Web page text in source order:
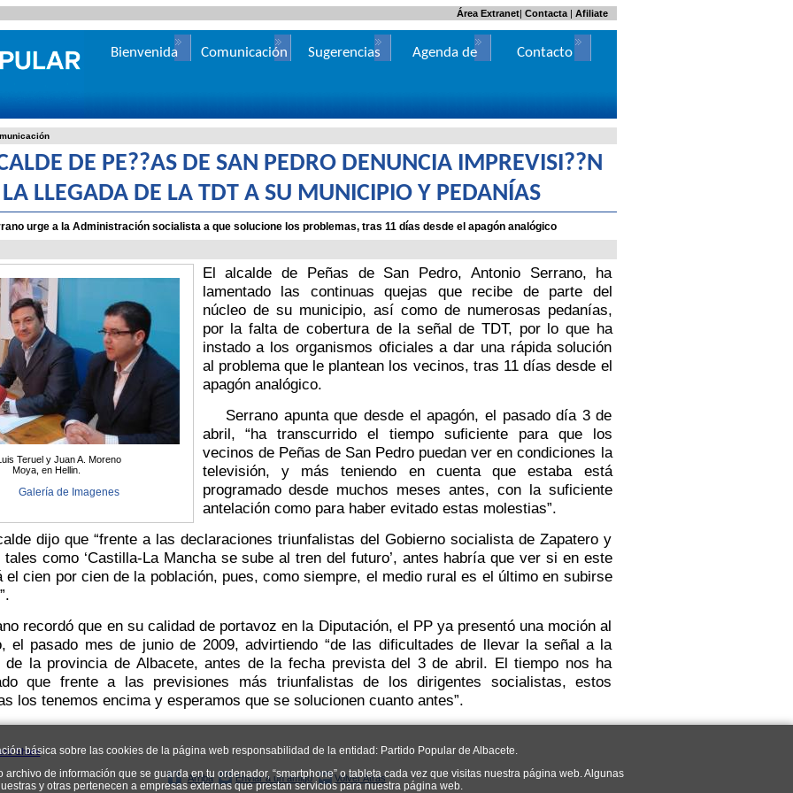
básica sobre las cookies de la página web responsabilidad de la entidad: Partido Popular de Albacete.
de información que se guarda en tu ordenador, “smartphone” o tableta cada vez que visitas nuestra página web. Algunas
y otras pertenecen a empresas externas que prestan servicios para nuestra página web.
DE PE??AS DE SAN PEDRO DENUNCIA IMPREVISI??N
LLEGADA DE LA TDT A SU MUNICIPIO Y PEDANÍAS
urge a la Administración socialista a que solucione los problemas, tras 11 días desde el apagón analógico
Teruel y Juan A. Moreno
Moya, en Hellin.
Galería de Imagenes
El alcalde de Peñas de San Pedro, Antonio Serrano, ha
lamentado las continuas quejas que recibe de parte del
núcleo de su municipio, así como de numerosas pedanías,
por la falta de cobertura de la señal de TDT, por lo que ha
instado a los organismos oficiales a dar una rápida solución
al problema que le plantean los vecinos, tras 11 días desde el
apagón analógico.
Serrano apunta que desde el apagón, el pasado día 3 de
abril, “ha transcurrido el tiempo suficiente para que los
vecinos de Peñas de San Pedro puedan ver en condiciones la
televisión, y más teniendo en cuenta que estaba está
programado desde muchos meses antes, con la suficiente
antelación como para haber evitado estas molestias”.
dijo que “frente a las declaraciones triunfalistas del Gobierno socialista de Zapatero y
tales como ‘Castilla-La Mancha se sube al tren del futuro’, antes habría que ver si en este
el cien por cien de la población, pues, como siempre, el medio rural es el último en subirse
recordó que en su calidad de portavoz en la Diputación, el PP ya presentó una moción al
el pasado mes de junio de 2009, advirtiendo “de las dificultades de llevar la señal a la
de la provincia de Albacete, antes de la fecha prevista del 3 de abril. El tiempo nos ha
que frente a las previsiones más triunfalistas de los dirigentes socialistas, estos
los tenemos encima y esperamos que se solucionen cuanto antes”.
Arriba Enviar a un amigo Volver Atrás
| Contacta| Afiliate
Área Extranet
Bienvenida Comunicación Sugerencias
Agenda de
Contacto